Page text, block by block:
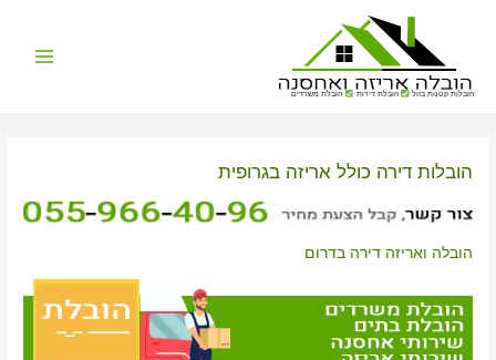
הובלות קטנות בזול הובלת דירות הובלת משרדים
הובלות דירה כולל אריזה בגרופית
הובלה ואריזה דירה בדרום